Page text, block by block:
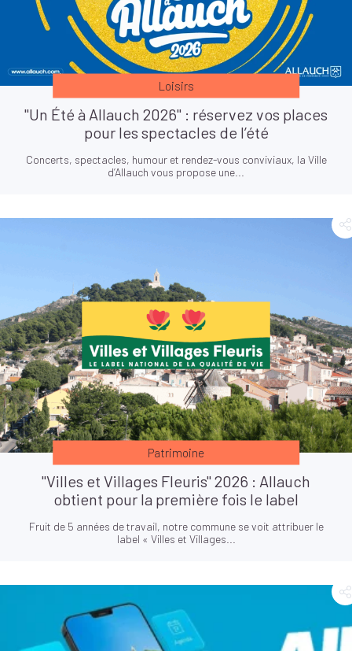
Loisirs
"Un Été à Allauch 2026" : réservez vos places
pour les spectacles de l’été
Concerts, spectacles, humour et rendez-vous conviviaux, la Ville
d’Allauch vous propose une...
Patrimoine
"Villes et Villages Fleuris" 2026 : Allauch
obtient pour la première fois le label
Fruit de 5 années de travail, notre commune se voit attribuer le
label « Villes et Villages...